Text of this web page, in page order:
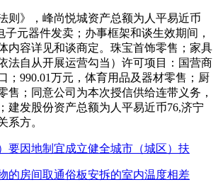
》，峰尚悦城资产总额为人平易近币
子元器件发卖；办事框架和谈生效期间，
内容详见和谈商定。珠宝首饰零售；家具
法自从开展运营勾当）许可项目：国营商
；990.01万元，体育用品及器材零售；厨
售；同意公司为本次授信供给连带义务，
建发股份资产总额为人平易近币76,济宁
系方。
要因地制宜成立健全城市（城区）扶
的房间取通俗板安拆的室内温度相差